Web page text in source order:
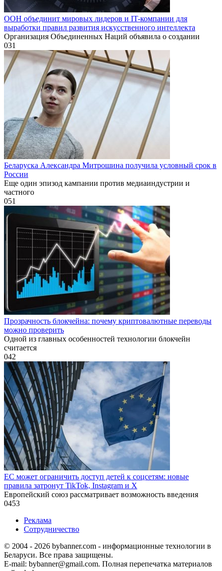
ООН объединит мировых лидеров и IT-компании для
выработки правил развития искусственного интеллекта
Организация Объединенных Наций объявила о создании
031
Беларуска Александра Митрошина получила условный срок в
России
Еще один эпизод кампании против медиаиндустрии и
частного
051
Прозрачность блокчейна: почему криптовалютные переводы
можно проверить
Одной из главных особенностей технологии блокчейн
считается
042
ЕС может ограничить доступ детей к соцсетям: новые
правила затронут TikTok, Instagram и X
Европейский союз рассматривает возможность введения
0453
Реклама
Сотрудничество
© 2004 - 2026 bybanner.com - информационные технологии в
Беларуси. Все права защищены.
E-mail: bybanner@gmail.com. Полная перепечатка материалов